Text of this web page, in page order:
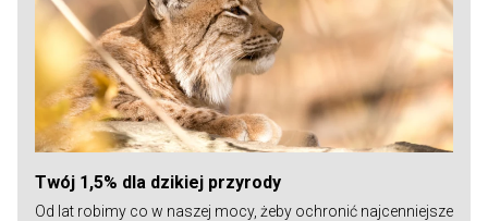
Twój 1,5% dla dzikiej przyrody
Od lat robimy co w naszej mocy, żeby ochronić najcenniejsze